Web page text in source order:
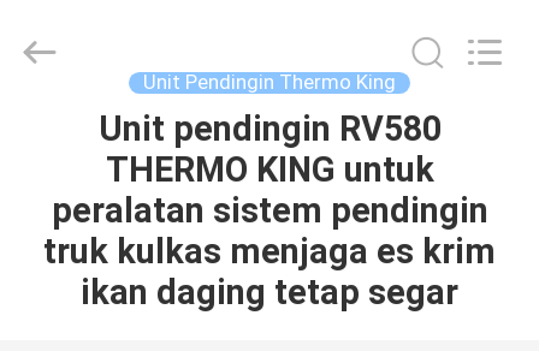
RUMAH
PRODUK
TENTANG
INDUSTRY
Unit Pendingin Thermo King
Unit pendingin RV580
THERMO KING untuk
peralatan sistem pendingin
truk kulkas menjaga es krim
ikan daging tetap segar